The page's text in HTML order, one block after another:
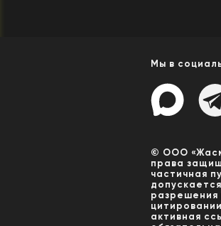
Мы в
© ООО
права
частичная
разрешения
активная